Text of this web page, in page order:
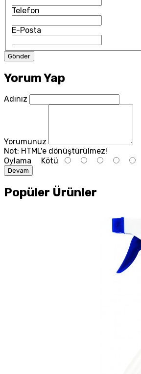
Telefon
E-Posta
Yorum Yap
Adınız
Yorumunuz
Not: HTML'e dönüştürülmez!
Oylama Kötü
Devam
Popüler Ürünler